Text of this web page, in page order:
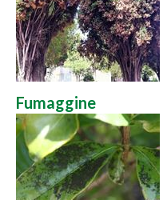
Fumaggine